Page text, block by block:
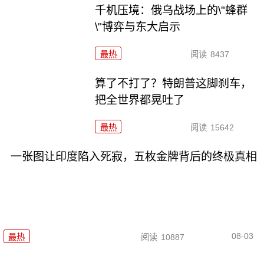
千机压境：俄乌战场上的\"蜂群
\"博弈与东大启示
最热 阅读 8437
算了不打了？特朗普这脚刹车，
把全世界都晃吐了
最热 阅读 15642
一张图让印度陷入死寂，五枚金牌背后的终极真相
最热 阅读 10887 08-03